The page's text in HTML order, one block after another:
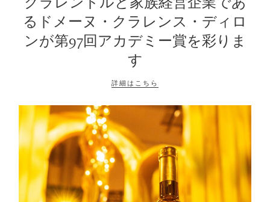
るドメーヌ・クラレンス・ディロ
ンが第97回アカデミー賞を彩りま
す
詳細はこちら